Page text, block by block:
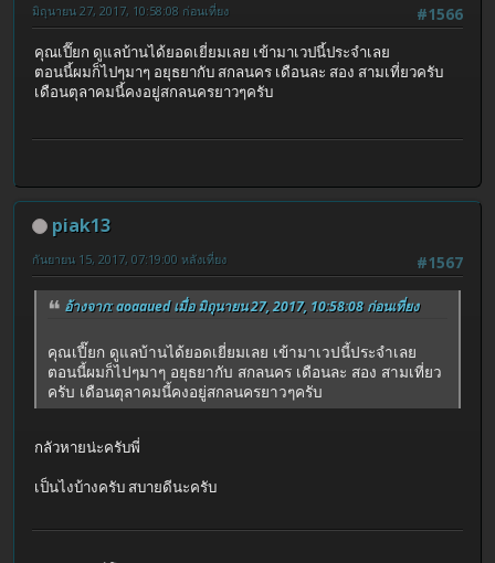
#1566
มิถุนายน 27, 2017, 10:58:08 ก่อนเที่ยง
คุณเปี๊ยก ดูแลบ้านได้ยอดเยี่ยมเลย เข้ามาเวปนี้ประจำเลย
ตอนนี้ผมก็ไปๆมาๆ อยุธยากับ สกลนคร เดือนละ สอง สามเที่ยวครับ
เดือนตุลาคมนี้คงอยู่สกลนครยาวๆครับ
piak13
#1567
กันยายน 15, 2017, 07:19:00 หลังเที่ยง
อ้างจาก: aoaaued เมื่อ มิถุนายน 27, 2017, 10:58:08 ก่อนเที่ยง
คุณเปี๊ยก ดูแลบ้านได้ยอดเยี่ยมเลย เข้ามาเวปนี้ประจำเลย
ตอนนี้ผมก็ไปๆมาๆ อยุธยากับ สกลนคร เดือนละ สอง สามเที่ยว
ครับ เดือนตุลาคมนี้คงอยู่สกลนครยาวๆครับ
กลัวหายน่ะครับพี่
เป็นไงบ้างครับ สบายดีนะครับ